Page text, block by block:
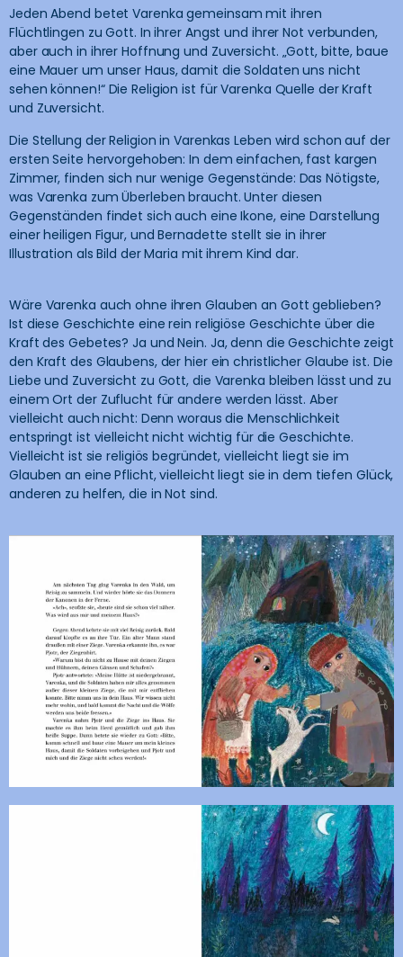
Jeden Abend betet Varenka gemeinsam mit ihren
Flüchtlingen zu Gott. In ihrer Angst und ihrer Not verbunden,
aber auch in ihrer Hoffnung und Zuversicht. „Gott, bitte, baue
eine Mauer um unser Haus, damit die Soldaten uns nicht
sehen können!“ Die Religion ist für Varenka Quelle der Kraft
und Zuversicht.
Die Stellung der Religion in Varenkas Leben wird schon auf der
ersten Seite hervorgehoben: In dem einfachen, fast kargen
Zimmer, finden sich nur wenige Gegenstände: Das Nötigste,
was Varenka zum Überleben braucht. Unter diesen
Gegenständen findet sich auch eine Ikone, eine Darstellung
einer heiligen Figur, und Bernadette stellt sie in ihrer
Illustration als Bild der Maria mit ihrem Kind dar.
Wäre Varenka auch ohne ihren Glauben an Gott geblieben?
Ist diese Geschichte eine rein religiöse Geschichte über die
Kraft des Gebetes? Ja und Nein. Ja, denn die Geschichte zeigt
den Kraft des Glaubens, der hier ein christlicher Glaube ist. Die
Liebe und Zuversicht zu Gott, die Varenka bleiben lässt und zu
einem Ort der Zuflucht für andere werden lässt. Aber
vielleicht auch nicht: Denn woraus die Menschlichkeit
entspringt ist vielleicht nicht wichtig für die Geschichte.
Vielleicht ist sie religiös begründet, vielleicht liegt sie im
Glauben an eine Pflicht, vielleicht liegt sie in dem tiefen Glück,
anderen zu helfen, die in Not sind.